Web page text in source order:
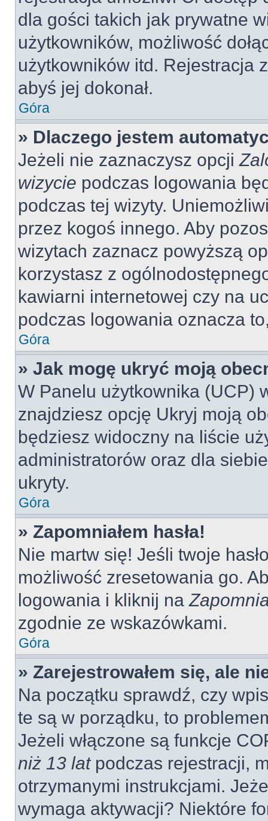
dla gości takich jak prywatne
użytkowników, możliwość
użytkowników itd. Rejestracja
abyś jej dokonał.
Góra
» Dlaczego jestem
Jeżeli nie zaznaczysz opcji
wizycie podczas logowania
podczas tej wizyty.
przez kogoś innego. Aby
wizytach zaznacz powyższą
korzystasz z
kawiarni internetowej czy na
podczas logowania oznacza
Góra
» Jak mogę ukryć moją
W Panelu użytkownika (UCP)
znajdziesz opcję Ukryj moją
będziesz widoczny na liście
administratorów oraz dla
ukryty.
Góra
» Zapomniałem hasła!
Nie martw się! Jeśli twoje
możliwość zresetowania go.
logowania i kliknij na
zgodnie ze wskazówkami.
Góra
» Zarejestrowałem się, ale
Na początku sprawdź, czy
te są w porządku, to
Jeżeli włączone są funkcje
niż 13 latpodczas rejestracji,
otrzymanymi instrukcjami.
wymaga aktywacji? Niektóre